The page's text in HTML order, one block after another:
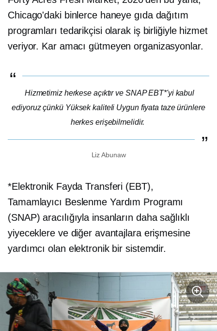
Chicago'daki binlerce haneye gıda dağıtım
programları tedarikçisi olarak iş birliğiyle hizmet
veriyor. Kar amacı gütmeyen organizasyonlar.
Hizmetimiz herkese açıktır ve SNAP EBT*'yi kabul
ediyoruz çünkü Yüksek kaliteli Uygun fiyata taze ürünlere
herkes erişebilmelidir.
Liz Abunaw
*Elektronik Fayda Transferi (EBT),
Tamamlayıcı Beslenme Yardım Programı
(SNAP) aracılığıyla insanların daha sağlıklı
yiyeceklere ve diğer avantajlara erişmesine
yardımcı olan elektronik bir sistemdir.